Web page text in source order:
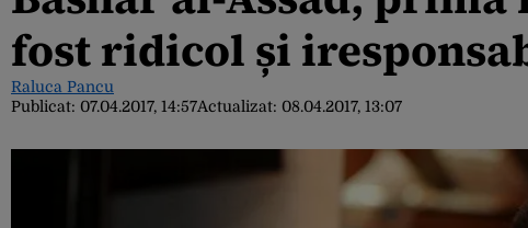
fost ridicol și
Raluca Pancu
Publicat: 07.04.2017, 14:57Actualizat: 08.04.2017, 13:07